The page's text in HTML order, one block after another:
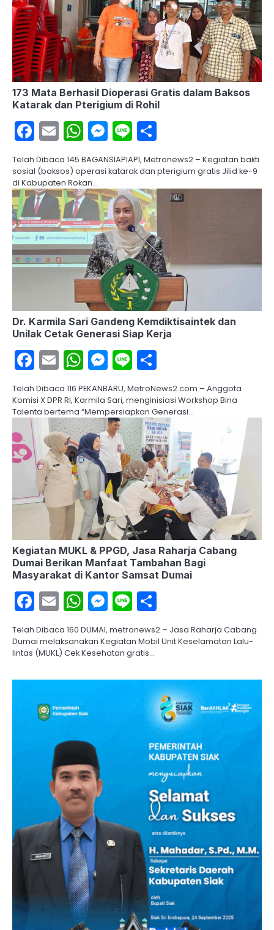
173 Mata Berhasil Dioperasi Gratis dalam Baksos
Katarak dan Pterigium di Rohil
Facebook
EmailWhatsApp
Messenger
Line
Telah Dibaca 145 BAGANSIAPIAPI, Metronews2 – Kegiatan bakti
sosial (baksos) operasi katarak dan pterigium gratis Jilid ke-9
di Kabupaten Rokan…
Dr. Karmila Sari Gandeng Kemdiktisaintek dan
Unilak Cetak Generasi Siap Kerja
Facebook
EmailWhatsApp
Messenger
Line
Telah Dibaca 116 PEKANBARU, MetroNews2.com – Anggota
Komisi X DPR RI, Karmila Sari, menginisiasi Workshop Bina
Talenta bertema “Mempersiapkan Generasi…
Kegiatan MUKL & PPGD, Jasa Raharja Cabang
Dumai Berikan Manfaat Tambahan Bagi
Masyarakat di Kantor Samsat Dumai
Facebook
EmailWhatsApp
Messenger
Line
Telah Dibaca 160 DUMAI, metronews2 – Jasa Raharja Cabang
Dumai melaksanakan Kegiatan Mobil Unit Keselamatan Lalu-
lintas (MUKL) Cek Kesehatan gratis…